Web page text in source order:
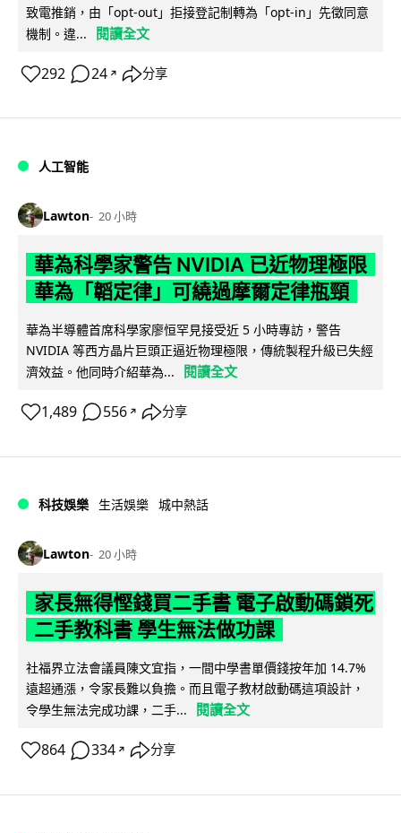
致電推銷，由「opt-out」拒接登記制轉為「opt-in」先徵同意
機制。違...
閱讀全文
292 24 ↗ 分享
人工智能
Lawton 20 小時
華為科學家警告 NVIDIA 已近物理極限
華為「韜定律」可繞過摩爾定律瓶頸
華為半導體首席科學家廖恒罕見接受近 5 小時專訪，警告
NVIDIA 等西方晶片巨頭正逼近物理極限，傳統製程升級已失經
濟效益。他同時介紹華為...
閱讀全文
1,489 556 ↗ 分享
科技娛樂 生活娛樂 城中熱話
Lawton 20 小時
家長無得慳錢買二手書 電子啟動碼鎖死
二手教科書 學生無法做功課
社福界立法會議員陳文宜指，一間中學書單價錢按年加 14.7%
遠超通漲，令家長難以負擔。而且電子教材啟動碼這項設計，
令學生無法完成功課，二手...
閱讀全文
864 334 ↗ 分享